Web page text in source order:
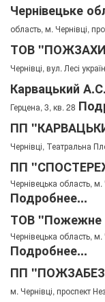
Чернівецьке
область, м. Чернівці,
ТОВ
Чернівці, вул. Лесі
Карвацький А.С.
Герцена, 3, кв. 28
ПП
Чернівці, Театральна
ПП
Чернівецька область, м.
Подробнее...
ТОВ "Пожежне
Чернівецька область, м.
Подробнее...
ПП
м. Чернівці, проспект